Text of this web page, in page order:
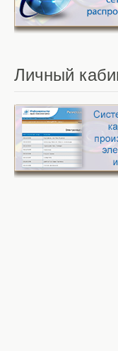
Личный